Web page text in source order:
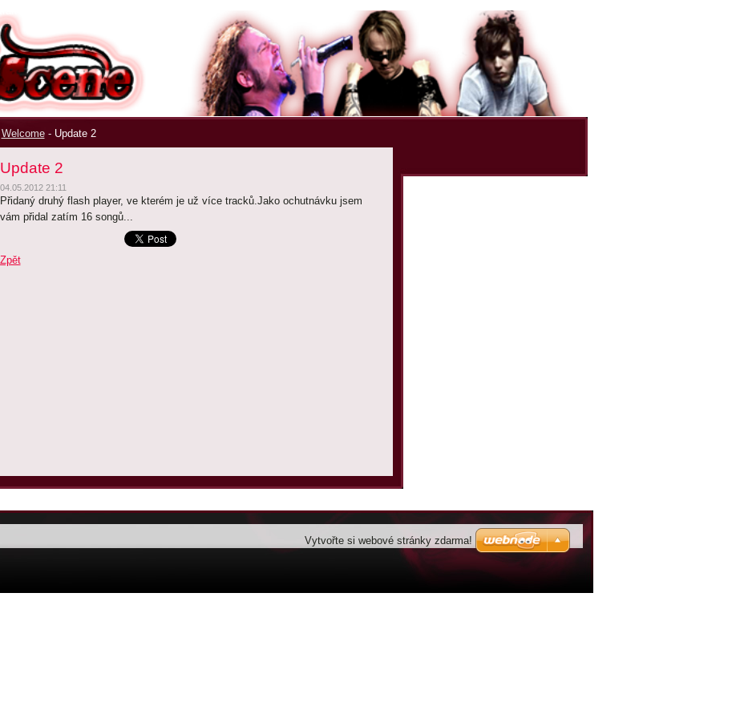
Welcome - Update 2
Update 2
04.05.2012 21:11
Přidaný druhý flash player, ve kterém je už více tracků.Jako ochutnávku jsem
vám přidal zatím 16 songů...
Zpět
Vytvořte si webové stránky zdarma!